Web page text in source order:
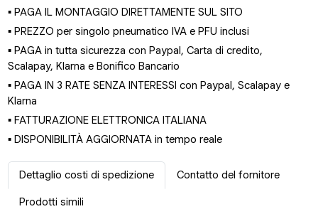
▪ PAGA IL MONTAGGIO DIRETTAMENTE SUL SITO
▪ PREZZO per singolo pneumatico IVA e PFU inclusi
▪ PAGA in tutta sicurezza con Paypal, Carta di credito,
Scalapay, Klarna e Bonifico Bancario
▪ PAGA IN 3 RATE SENZA INTERESSI con Paypal, Scalapay e
Klarna
▪ FATTURAZIONE ELETTRONICA ITALIANA
▪ DISPONIBILITÀ AGGIORNATA in tempo reale
Dettaglio costi di spedizione Contatto del fornitore
Prodotti simili